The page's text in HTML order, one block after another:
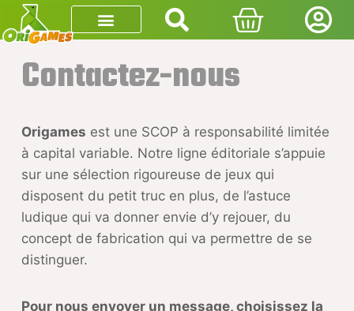
Contactez-nous
Origames est une SCOP à responsabilité limitée
à capital variable. Notre ligne éditoriale s’appuie
sur une sélection rigoureuse de jeux qui
disposent du petit truc en plus, de l’astuce
ludique qui va donner envie d’y rejouer, du
concept de fabrication qui va permettre de se
distinguer.
Pour nous envoyer un message, choisissez la